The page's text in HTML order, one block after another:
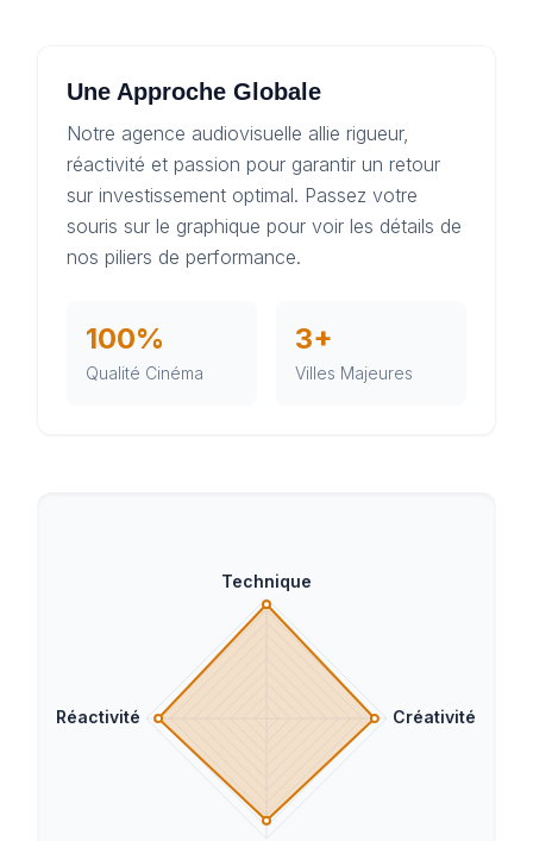
Une Approche Globale
Notre agence audiovisuelle allie rigueur,
réactivité et passion pour garantir un retour
sur investissement optimal. Passez votre
souris sur le graphique pour voir les détails de
nos piliers de performance.
100%
Qualité Cinéma
3+
Villes Majeures